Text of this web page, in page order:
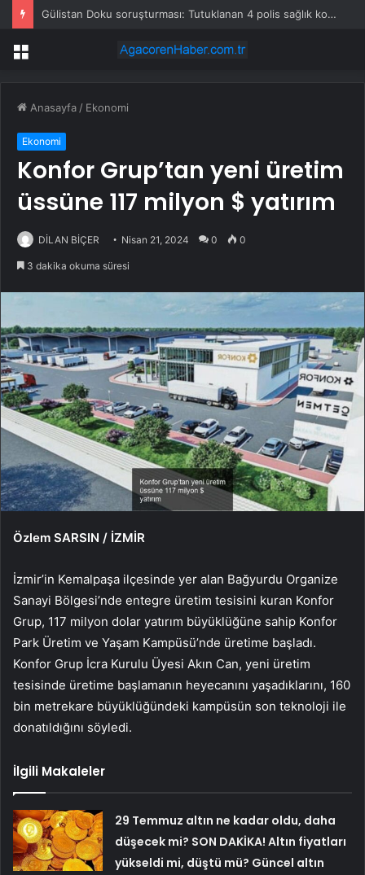
Gülistan Doku soruşturması: Tutuklanan 4 polis sağlık kontrolünün ardından cezaevine gönderildi
Menü
Anasayfa / Ekonomi
Ekonomi
Konfor Grup’tan yeni üretim
üssüne 117 milyon $ yatırım
DİLAN BİÇER Nisan 21, 2024 0 0
3 dakika okuma süresi
Özlem SARSIN / İZMİR
İzmir’in Kemalpaşa ilçesinde yer alan Bağyurdu Organize
Sanayi Bölgesi’nde entegre üretim tesisini kuran Konfor
Grup, 117 milyon dolar yatırım büyüklüğüne sahip Konfor
Park Üretim ve Yaşam Kampüsü’nde üretime başladı.
Konfor Grup İcra Kurulu Üyesi Akın Can, yeni üretim
tesisinde üretime başlamanın heyecanını yaşadıklarını, 160
bin metrekare büyüklüğündeki kampüsün son teknoloji ile
donatıldığını söyledi.
İlgili Makaleler
29 Temmuz altın ne kadar oldu, daha
düşecek mi? SON DAKİKA! Altın fiyatları
yükseldi mi, düştü mü? Güncel altın